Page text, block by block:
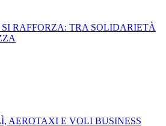
RAFFORZA: TRA SOLIDARIETÀ
AEROTAXI E VOLI BUSINESS